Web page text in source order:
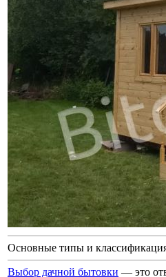
Основные типы и
Выбор дачной бытовки — это